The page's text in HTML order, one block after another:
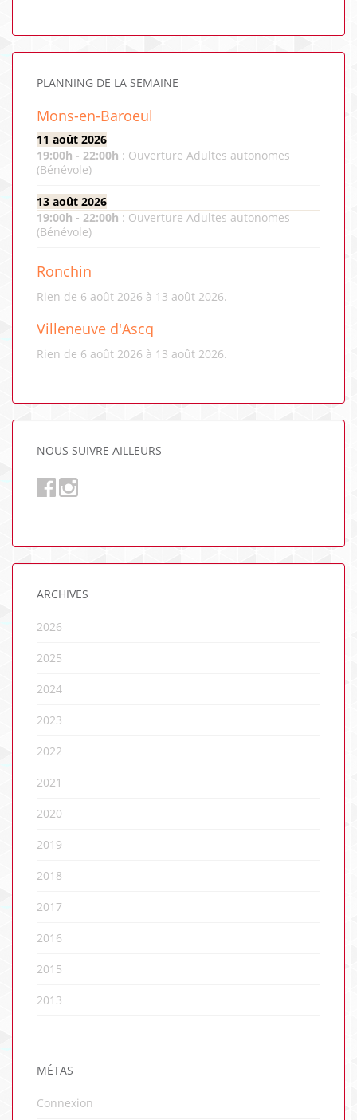
PLANNING DE LA SEMAINE
Mons-en-Baroeul
11 août 2026
19:00h - 22:00h : Ouverture Adultes autonomes
(Bénévole)
13 août 2026
19:00h - 22:00h : Ouverture Adultes autonomes
(Bénévole)
Ronchin
Rien de 6 août 2026 à 13 août 2026.
Villeneuve d'Ascq
Rien de 6 août 2026 à 13 août 2026.
NOUS SUIVRE AILLEURS
ARCHIVES
2026
2025
2024
2023
2022
2021
2020
2019
2018
2017
2016
2015
2013
MÉTAS
Connexion